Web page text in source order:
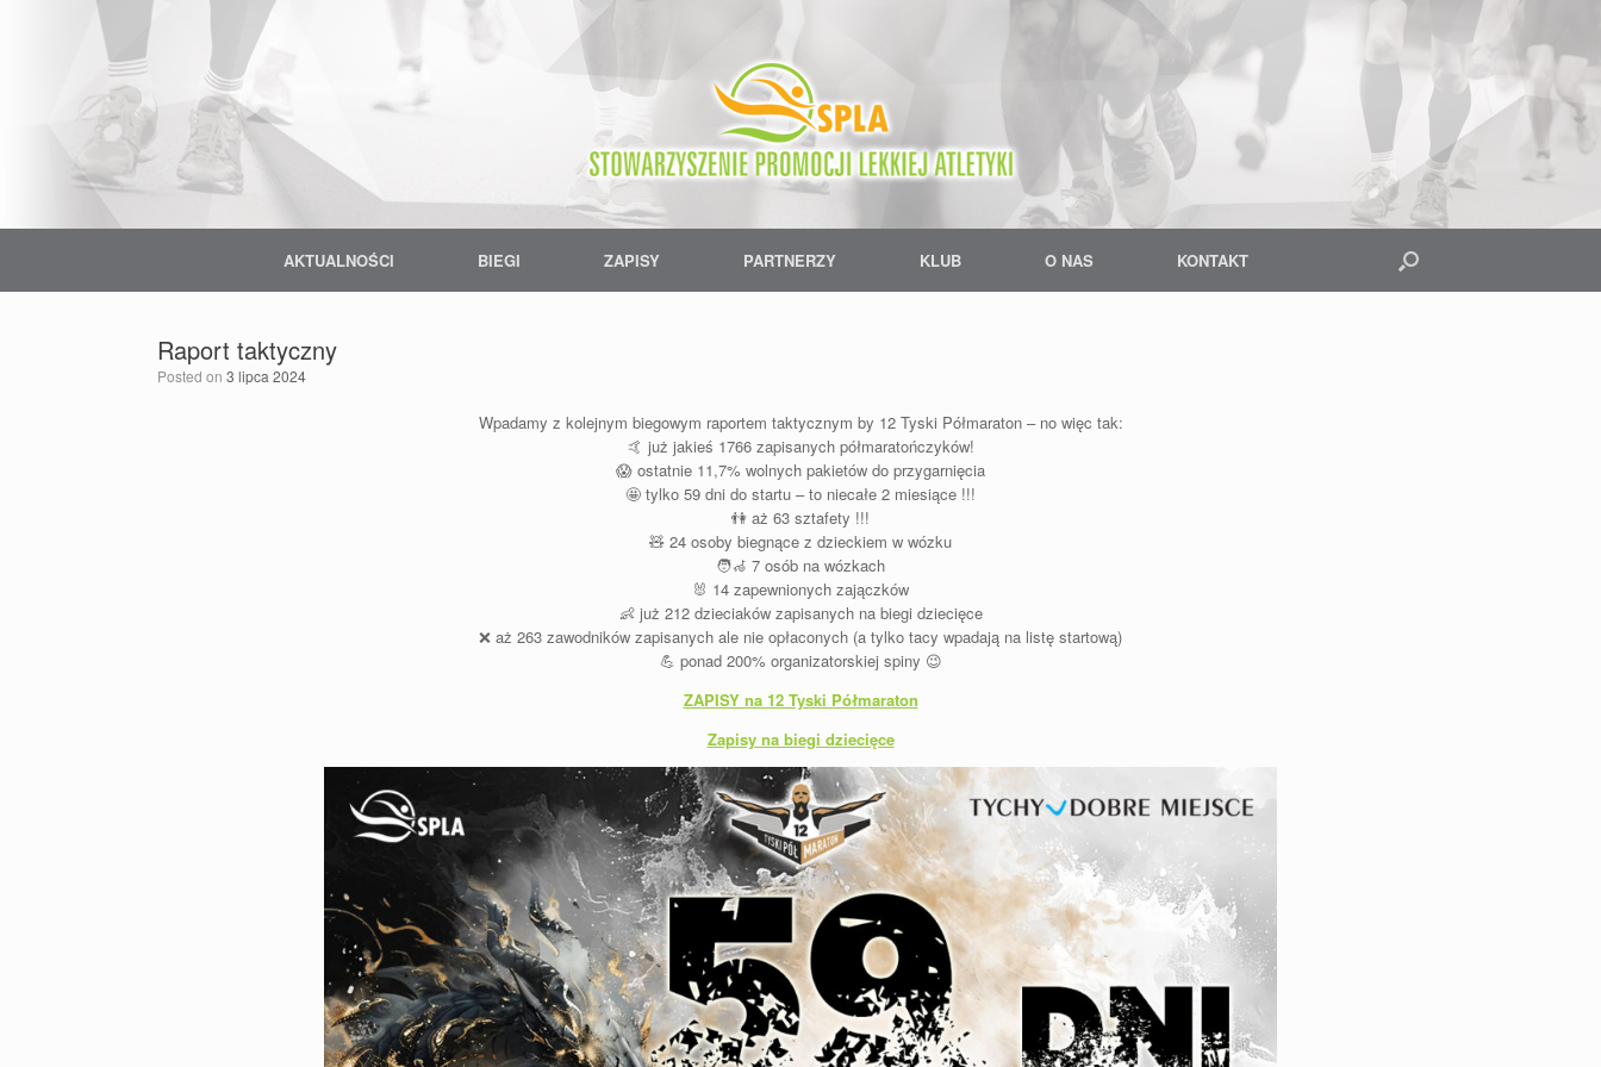
AKTUALNOŚCI BIEGI ZAPISY PARTNERZY KLUB O NAS KONTAKT
Raport taktyczny
Posted on 3 lipca 2024
Wpadamy z kolejnym biegowym raportem taktycznym by 12 Tyski Półmaraton– no więc tak:
🤙 już jakieś 1766 zapisanych półmaratończyków!
😱 ostatnie 11,7% wolnych pakietów do przygarnięcia
🤩 tylko 59 dni do startu – to niecałe 2 miesiące !!!
👫 aż 63 sztafety !!!
🧸 24 osoby biegnące z dzieckiem w wózku
🧑‍🦽 7 osób na wózkach
🐰 14 zapewnionych zajączków
👶już 212 dzieciaków zapisanych na biegi dziecięce
❌ aż 263 zawodników zapisanych ale nie opłaconych (a tylko tacy wpadają na listę startową)
💪 ponad 200% organizatorskiej spiny 😉
ZAPISY na 12 Tyski Półmaraton
Zapisy na biegi dziecięce